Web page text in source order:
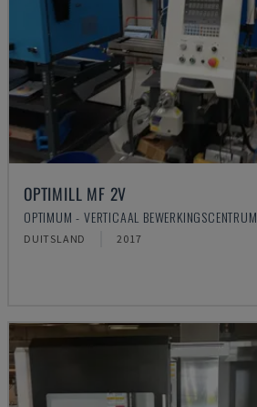
OPTIMILL MF 2V
OPTIMUM - VERTICAAL BEWERKINGSCENTRUM
DUITSLAND 2017